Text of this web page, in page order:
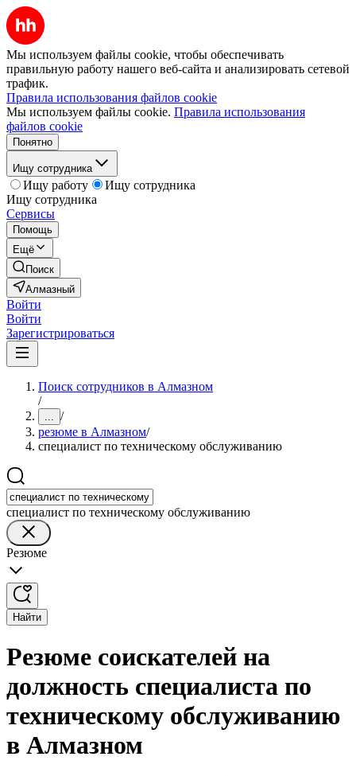
Мы используем файлы cookie, чтобы обеспечивать
правильную работу нашего веб-сайта и анализировать сетевой
трафик.
Правила использования файлов cookie
Мы используем файлы cookie. Правила использования
файлов cookie
Понятно
Ищу сотрудника
Ищу работу
Ищу сотрудника
Ищу сотрудника
Сервисы
Помощь
Ещё
Поиск
Алмазный
Войти
Войти
Зарегистрироваться
Поиск сотрудников в Алмазном
/
... /
резюме в Алмазном/
специалист по техническому обслуживанию
специалист по техническому обслуживанию
Резюме
Найти
Резюме соискателей на
должность специалиста по
техническому обслуживанию
в Алмазном